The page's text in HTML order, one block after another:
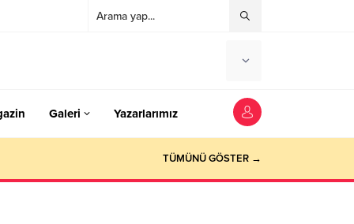
Galeri Yazarlarımız
TÜMÜNÜ GÖSTER →